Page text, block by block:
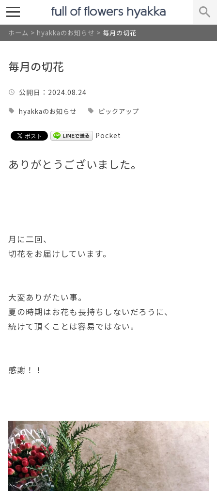
ホーム > hyakkaのお知らせ > 毎月の切花
毎月の切花
公開日 ：2024.08.24
hyakkaのお知らせ ピックアップ
Pocket
ありがとうございました。
月に二回、
切花をお届けしています。
大変ありがたい事。
夏の時期はお花も長持ちしないだろうに、
続けて頂くことは容易ではない。
感謝！！